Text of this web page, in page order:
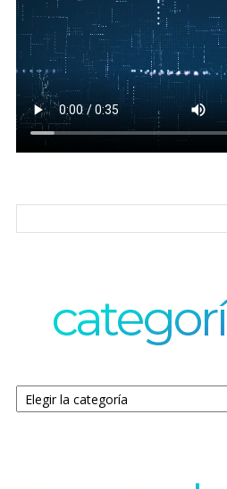
Categorías